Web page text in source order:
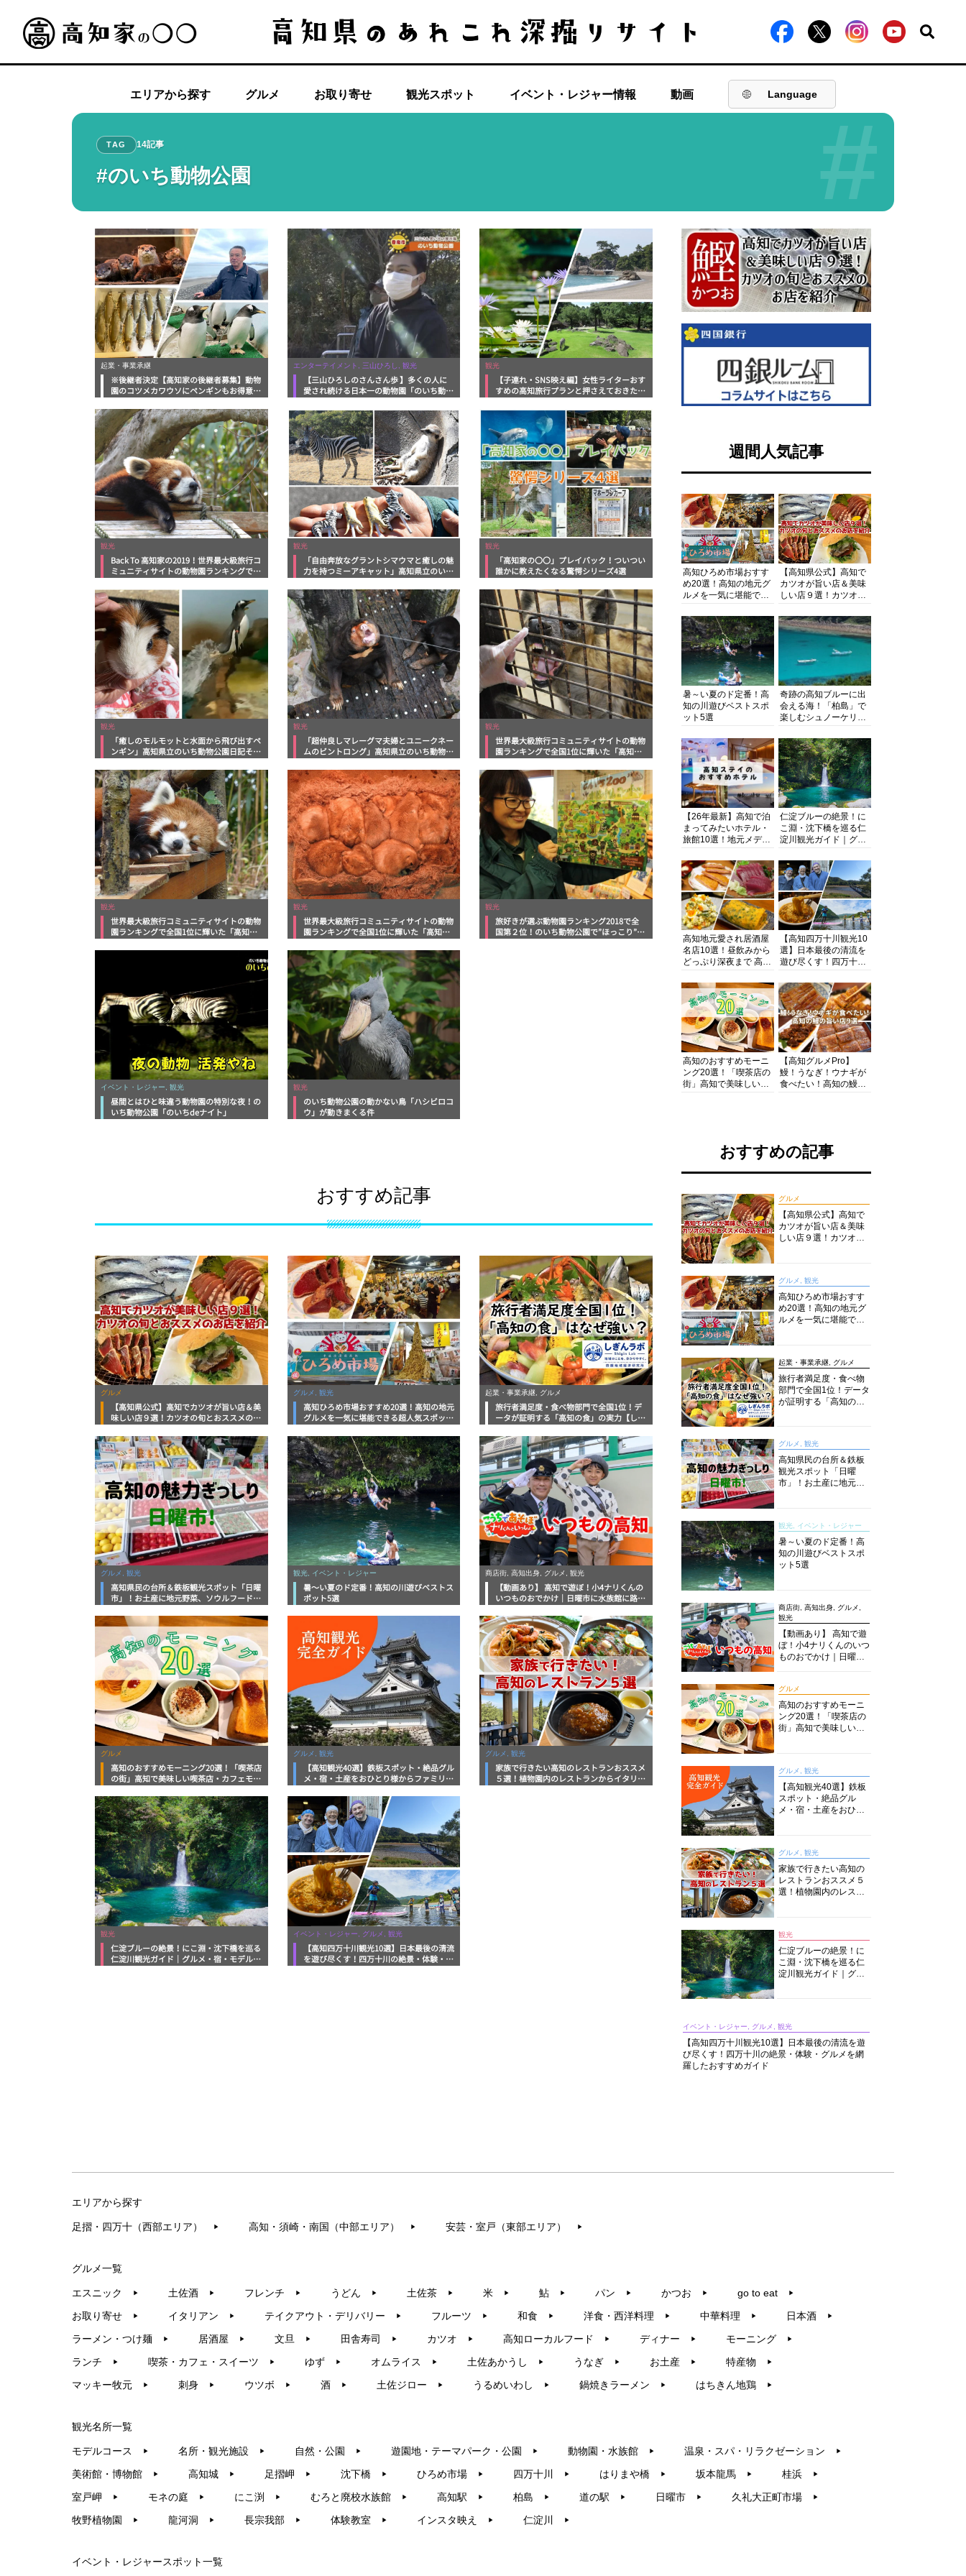
エリアから探す グルメ お取り寄せ 観光スポット イベント・レジャー情報 動画 Language
#
TAG 14記事
#のいち動物公園
起業・事業承継
※後継者決定【高知家の後継者募集】動物
園のコツメカワウソにペンギンもお得意
夜須町「竹﨑海産」
エンターテイメント, 三山ひろし, 観光
【三山ひろしのさんさん歩 】多くの人に
愛され続ける日本一の動物園「のいち動物
観光
【子連れ・SNS映え編】女性ライターおす
すめの高知旅行プランと押さえておきたい
観光
Back To 高知家の2019！世界最大級旅行コ
ミュニティサイトの動物園ランキングで全
園」日記その２
観光
「自由奔放なグラントシマウマと癒しの魅
力を持つミーアキャット」高知県立のいち
観光
「高知家の〇〇」プレイバック！ついつい
誰かに教えたくなる驚愕シリーズ4選
観光
「癒しのモルモットと水面から飛び出すペ
ンギン」高知県立のいち動物公園日記その
観光
「超仲良しマレーグマ夫婦とユニークネー
ムのビントロング」高知県立のいち動物公
観光
世界最大級旅行コミュニティサイトの動物
園ランキングで全国1位に輝いた「高知県
観光
世界最大級旅行コミュニティサイトの動物
園ランキングで全国1位に輝いた「高知県
観光
世界最大級旅行コミュニティサイトの動物
園ランキングで全国1位に輝いた「高知県
観光
旅好きが選ぶ動物園ランキング2018で全
国第２位！のいち動物公園で”ほっこり”自
イベント・レジャー, 観光
昼間とはひと味違う動物園の特別な夜！の
いち動物公園「のいちdeナイト」
観光
のいち動物公園の動かない鳥「ハシビロコ
ウ」が動きまくる件
おすすめ記事
グルメ
【高知県公式】高知でカツオが旨い店＆美
味しい店９選！カツオの旬とおススメのお
グルメ, 観光
高知ひろめ市場おすすめ20選！高知の地元
グルメを一気に堪能できる超人気スポット
起業・事業承継, グルメ
旅行者満足度・食べ物部門で全国1位！デ
ータが証明する「高知の食」の実力【しぎ
グルメ, 観光
高知県民の台所＆鉄板観光スポット「日曜
市」！お土産に地元野菜、ソウルフードま
底解説！
観光, イベント・レジャー
暑～い夏のド定番！高知の川遊びベストス
ポット5選
商店街, 高知出身, グルメ, 観光
【動画あり】 高知で遊ぼ！小4ナリくんの
いつものおでかけ｜日曜市に水族館に路面
グルメ
高知のおすすめモーニング20選！「喫茶店
の街」高知で美味しい喫茶店・カフェモー
グルメ, 観光
【高知観光40選】鉄板スポット・絶品グル
メ・宿・土産をおひとり様からファミリー
グルメ, 観光
家族で行きたい高知のレストランおススメ
５選！植物園内のレストランからイタリア
観光
仁淀ブルーの絶景！にこ淵・沈下橋を巡る
仁淀川観光ガイド｜グルメ・宿・モデルコ
イベント・レジャー, グルメ, 観光
【高知四万十川観光10選】日本最後の清流
を遊び尽くす！四万十川の絶景・体験・グ
週間人気記事
高知ひろめ市場おすす
め20選！高知の地元グ
ルメを一気に堪能でき
底解剖
【高知県公式】高知で
カツオが旨い店＆美味
しい店９選！カツオの
紹介
暑～い夏のド定番！高
知の川遊びベストスポ
ット5選
奇跡の高知ブルーに出
会える海！「柏島」で
楽しむシュノーケリン
浴にキャンプまで透明
度抜群の海の楽園を徹
底紹介
【26年最新】高知で泊
まってみたいホテル・
旅館10選！地元メディ
厳選
仁淀ブルーの絶景！に
こ淵・沈下橋を巡る仁
淀川観光ガイド｜グル
まで完全網羅！
高知地元愛され居酒屋
名店10選！昼飲みから
どっぷり深夜まで 高知
知グルメPro】
【高知四万十川観光10
選】日本最後の清流を
遊び尽くす！四万十川
を網羅したおすすめガ
イド
高知のおすすめモーニ
ング20選！「喫茶店の
街」高知で美味しい喫
【高知グルメPro】
鰻！うなぎ！ウナギが
食べたい！高知の鰻の
おすすめの記事
グルメ
【高知県公式】高知で
カツオが旨い店＆美味
しい店９選！カツオの
グルメ, 観光
高知ひろめ市場おすす
め20選！高知の地元グ
ルメを一気に堪能でき
起業・事業承継, グルメ
旅行者満足度・食べ物
部門で全国1位！データ
が証明する「高知の
グルメ, 観光
高知県民の台所＆鉄板
観光スポット「日曜
市」！お土産に地元野
説！
観光, イベント・レジャー
暑～い夏のド定番！高
知の川遊びベストスポ
ット5選
商店街, 高知出身, グルメ,
観光
【動画あり】 高知で遊
ぼ！小4ナリくんのいつ
ものおでかけ｜日曜市
グルメ
高知のおすすめモーニ
ング20選！「喫茶店の
街」高知で美味しい喫
グルメ, 観光
【高知観光40選】鉄板
スポット・絶品グル
メ・宿・土産をおひと
グルメ, 観光
家族で行きたい高知の
レストランおススメ５
選！植物園内のレスト
観光
仁淀ブルーの絶景！に
こ淵・沈下橋を巡る仁
淀川観光ガイド｜グル
イベント・レジャー, グルメ, 観光
【高知四万十川観光10選】日本最後の清流を遊
び尽くす！四万十川の絶景・体験・グルメを網
羅したおすすめガイド
エリアから探す
足摺・四万十（西部エリア） ▶︎ 高知・須崎・南国（中部エリア） ▶︎ 安芸・室戸（東部エリア） ▶︎
グルメ一覧
エスニック ▶︎ 土佐酒 ▶︎ フレンチ ▶︎ うどん ▶︎ 土佐茶 ▶︎ 米 ▶︎ 鮎 ▶︎ パン ▶︎ かつお ▶︎ go to eat ▶︎
お取り寄せ ▶︎ イタリアン ▶︎ テイクアウト・デリバリー ▶︎ フルーツ ▶︎ 和食 ▶︎ 洋食・西洋料理 ▶︎ 中華料理 ▶︎ 日本酒 ▶︎
ラーメン・つけ麺 ▶︎ 居酒屋 ▶︎ 文旦 ▶︎ 田舎寿司 ▶︎ カツオ ▶︎ 高知ローカルフード ▶︎ ディナー ▶︎ モーニング ▶︎
ランチ ▶︎ 喫茶・カフェ・スイーツ ▶︎ ゆず ▶︎ オムライス ▶︎ 土佐あかうし ▶︎ うなぎ ▶︎ お土産 ▶︎ 特産物 ▶︎
マッキー牧元 ▶︎ 刺身 ▶︎ ウツボ ▶︎ 酒 ▶︎ 土佐ジロー ▶︎ うるめいわし ▶︎ 鍋焼きラーメン ▶︎ はちきん地鶏 ▶︎
観光名所一覧
モデルコース ▶︎ 名所・観光施設 ▶︎ 自然・公園 ▶︎ 遊園地・テーマパーク・公園 ▶︎ 動物園・水族館 ▶︎ 温泉・スパ・リラクゼーション ▶︎
美術館・博物館 ▶︎ 高知城 ▶︎ 足摺岬 ▶︎ 沈下橋 ▶︎ ひろめ市場 ▶︎ 四万十川 ▶︎ はりまや橋 ▶︎ 坂本龍馬 ▶︎ 桂浜 ▶︎
室戸岬 ▶︎ モネの庭 ▶︎ にこ渕 ▶︎ むろと廃校水族館 ▶︎ 高知駅 ▶︎ 柏島 ▶︎ 道の駅 ▶︎ 日曜市 ▶︎ 久礼大正町市場 ▶︎
牧野植物園 ▶︎ 龍河洞 ▶︎ 長宗我部 ▶︎ 体験教室 ▶︎ インスタ映え ▶︎ 仁淀川 ▶︎
イベント・レジャースポット一覧